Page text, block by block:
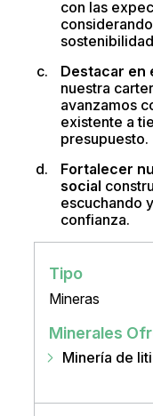
con las
Destacar en
nuestra
avanzamos
existente a
presupuesto.
Fortalecer
social
escuchando
confianza.
Tipo
Mineras
Minerales
Minería de